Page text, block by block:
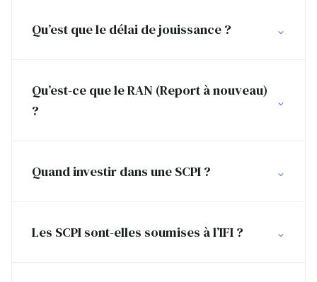
Qu’est que le délai de jouissance ?
Qu’est-ce que le RAN (Report à nouveau)
?
Quand investir dans une SCPI ?
Les SCPI sont-elles soumises à l’IFI ?